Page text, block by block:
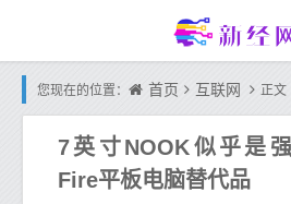
您现在的位置： 首页 互联网 正文
7英寸NOOK似乎是
Fire平板电脑替代品